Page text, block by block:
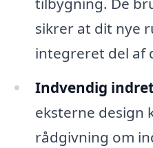
sikrer at dit nye
integreret del af
Indvendig
eksterne design
rådgivning om